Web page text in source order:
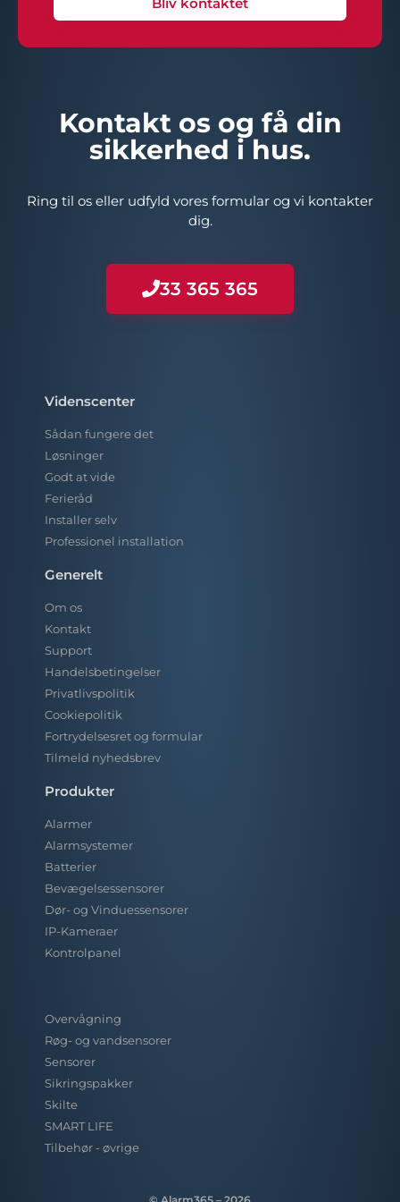
Kontakt os og få din
sikkerhed i hus.
Ring til os eller udfyld vores formular og vi kontakter
dig.
33 365 365
Videnscenter
Sådan fungere det
Løsninger
Godt at vide
Ferieråd
Installer selv
Professionel installation
Generelt
Om os
Kontakt
Support
Handelsbetingelser
Privatlivspolitik
Cookiepolitik
Fortrydelsesret og formular
Tilmeld nyhedsbrev
Produkter
Alarmer
Alarmsystemer
Batterier
Bevægelsessensorer
Dør- og Vinduessensorer
IP-Kameraer
Kontrolpanel
Overvågning
Røg- og vandsensorer
Sensorer
Sikringspakker
Skilte
SMART LIFE
Tilbehør - øvrige